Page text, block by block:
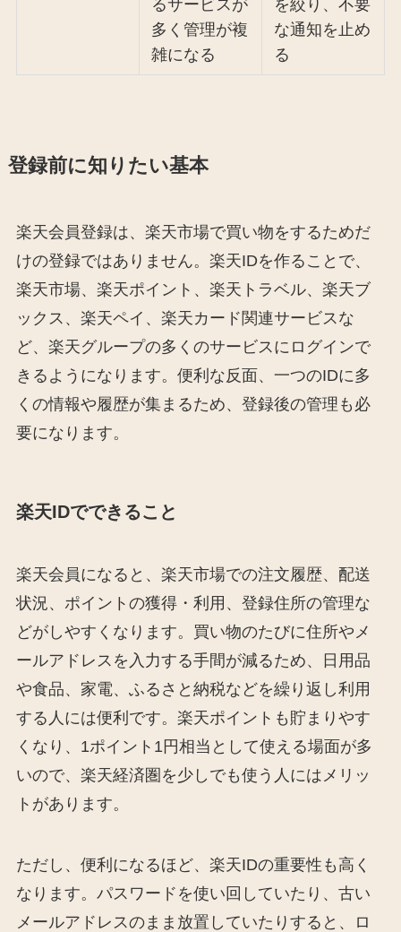
るサービスが
多く管理が複
雑になる
を絞り、不要
な通知を止め
る
登録前に知りたい基本
楽天会員登録は、楽天市場で買い物をするためだ
けの登録ではありません。楽天IDを作ることで、
楽天市場、楽天ポイント、楽天トラベル、楽天ブ
ックス、楽天ペイ、楽天カード関連サービスな
ど、楽天グループの多くのサービスにログインで
きるようになります。便利な反面、一つのIDに多
くの情報や履歴が集まるため、登録後の管理も必
要になります。
楽天IDでできること
楽天会員になると、楽天市場での注文履歴、配送
状況、ポイントの獲得・利用、登録住所の管理な
どがしやすくなります。買い物のたびに住所やメ
ールアドレスを入力する手間が減るため、日用品
や食品、家電、ふるさと納税などを繰り返し利用
する人には便利です。楽天ポイントも貯まりやす
くなり、1ポイント1円相当として使える場面が多
いので、楽天経済圏を少しでも使う人にはメリッ
トがあります。
ただし、便利になるほど、楽天IDの重要性も高く
なります。パスワードを使い回していたり、古い
メールアドレスのまま放置していたりすると、ロ